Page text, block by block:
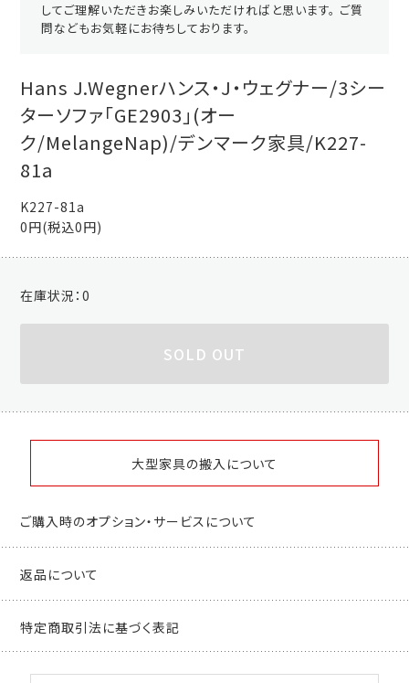
してご理解いただきお楽しみいただければと思います。 ご質
問などもお気軽にお待ちしております。
Hans J.Wegnerハンス・J・ウェグナー/3シー
ターソファ「GE2903」(オー
ク/MelangeNap)/デンマーク家具/K227-
81a
K227-81a
0円(税込0円)
在庫状況：0
SOLD OUT
大型家具の搬入について
ご購入時のオプション・サービスについて
返品について
特定商取引法に基づく表記